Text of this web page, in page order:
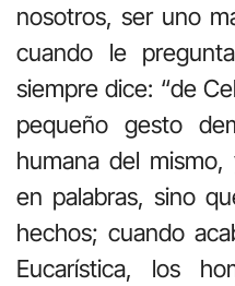
nosotros, ser uno
cuando le
siempre dice: “de
pequeño gesto
humana del
en palabras, sino
hechos; cuando
Eucarística, los